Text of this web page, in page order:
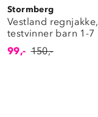
Stormberg
Vestland regnjakke,
testvinner barn 1-7
99,- 150,-